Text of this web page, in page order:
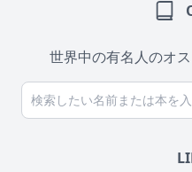
世界中の有名人のオ